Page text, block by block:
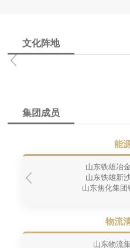
文化阵地
集团成员
能
山东铁雄冶
山东铁雄新
山东焦化集团
物流
山东物流